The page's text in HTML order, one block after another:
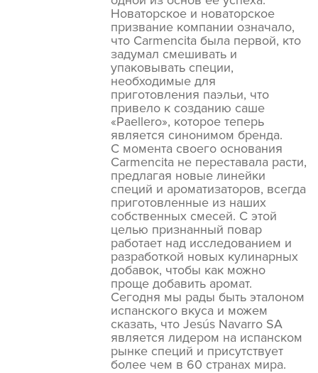
Новаторское и новаторское
призвание компании означало,
что Carmencita была первой, кто
задумал смешивать и
упаковывать специи,
необходимые для
приготовления паэльи, что
привело к созданию саше
«Paellero», которое теперь
является синонимом бренда.
С момента своего основания
Carmencita не переставала расти,
предлагая новые линейки
специй и ароматизаторов, всегда
приготовленные из наших
собственных смесей. С этой
целью признанный повар
работает над исследованием и
разработкой новых кулинарных
добавок, чтобы как можно
проще добавить аромат.
Сегодня мы рады быть эталоном
испанского вкуса и можем
сказать, что Jesús Navarro SA
является лидером на испанском
рынке специй и присутствует
более чем в 60 странах мира.